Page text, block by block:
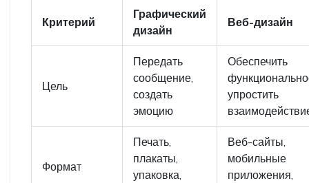
Критерий
Графический
дизайн
Веб-дизайн
Цель
Передать
сообщение,
создать
эмоцию
Обеспечить
упростить
Формат
Печать,
плакаты,
упаковка,
Веб-сайты,
мобильные
приложения,